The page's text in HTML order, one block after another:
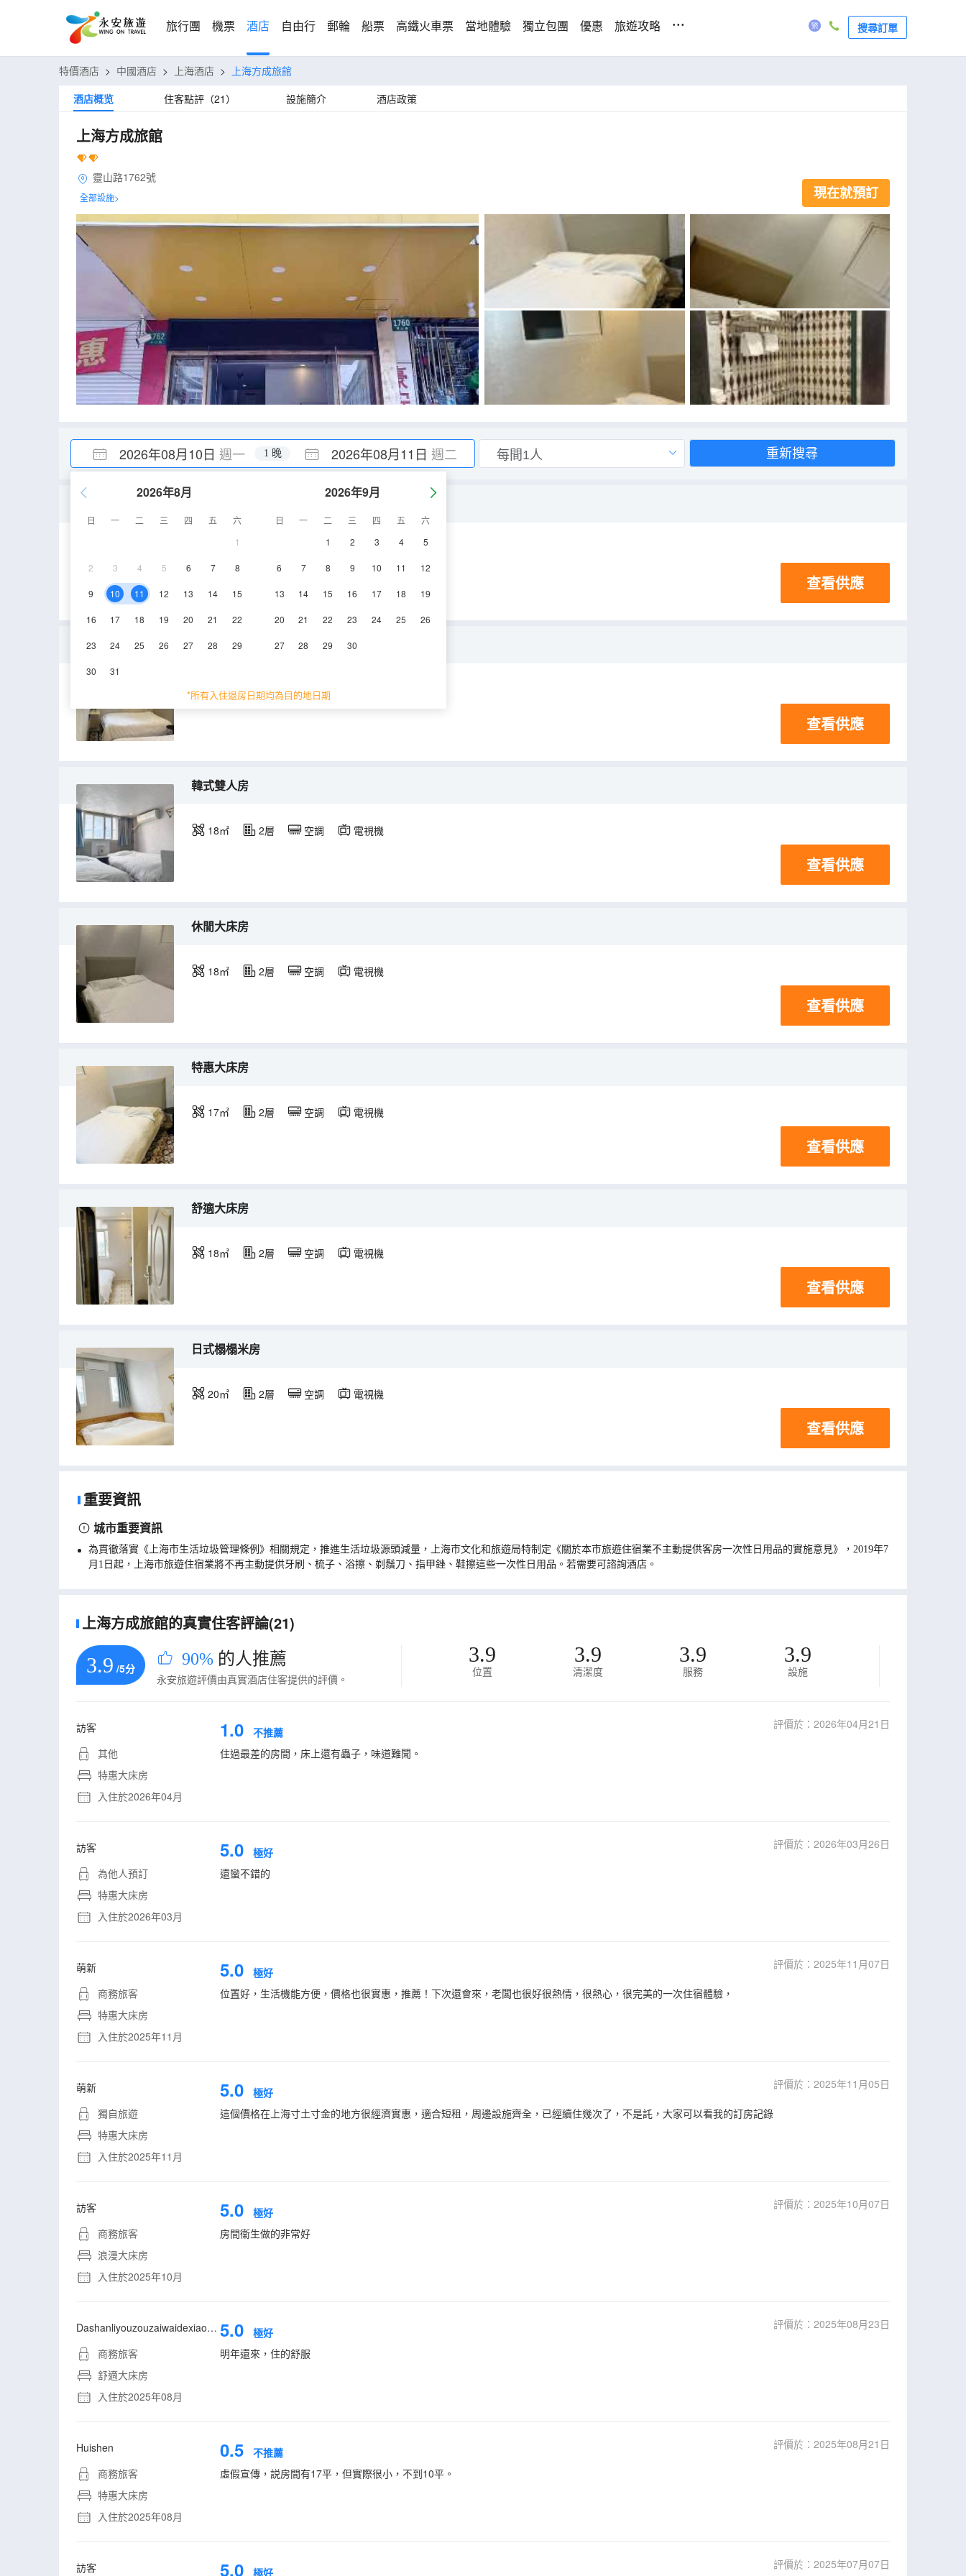
旅行團 機票 酒店 自由行 郵輪 船票 高鐵火車票 當地體驗 獨立包團 優惠 旅遊攻略 ... 搜尋訂單
特價酒店 > 中國酒店 > 上海酒店 >
上海方成旅館
酒店概览
住客點評（21） 設施簡介 酒店政策
上海方成旅館
靈山路1762號
全部設施> 現在就預訂
2026年08月10日 週一 2026年08月11日 週二
1 晚
2026年8月
日 一 二 三 四 五
六
1
2 3 4 5 6 7 8
9 10 11 12 13 14 15
16 17 18 19 20 21 22
23 24 25 26 27 28 29
30 31
2026年9月
日 一 二 三 四 五
六
1
2 3 4 5
6 7 8 9 10 11 12
13 14 15 16 17 18 19
20 21 22 23 24 25 26
27 28 29 30
*所有入住退房日期均為目的地日期
重新搜尋
電視機
查看供應
精選雙床房
18㎡ 2層 空調
查看供應
韓式雙人房
18㎡ 2層 空調 電視機
查看供應
休閒大床房
18㎡ 2層 空調 電視機
查看供應
特惠大床房
17㎡ 2層 空調 電視機
查看供應
舒適大床房
18㎡ 2層 空調 電視機
查看供應
日式榻榻米房
20㎡ 2層 空調 電視機
查看供應
重要資訊
城市重要資訊
為貫徹落實《上海市生活垃圾管理條例》相關規定，推進生活垃圾源頭減量，上海市文化和旅遊局特制定《關於本市旅遊住宿業不主動提供客房一次性日用品的實施意見》，2019年7
月1日起，上海市旅遊住宿業將不再主動提供牙刷、梳子、浴擦、剃鬚刀、指甲銼、鞋擦這些一次性日用品。若需要可諮詢酒店。
上海方成旅館的真實住客評論(21)
3.9 /5分 90% 的人推薦
永安旅遊評價由真實酒店住客提供的評價。
3.9
位置
3.9
清潔度
3.9
服務
3.9
設施
訪客
其他
特惠大床房
入住於2026年04月
1.0 不推薦
評價於：2026年04月21日
住過最差的房間，床上還有蟲子，味道難聞。
訪客
為他人預訂
特惠大床房
入住於2026年03月
5.0 極好
評價於：2026年03月26日
還蠻不錯的
萌新
商務旅客
特惠大床房
入住於2025年11月
5.0 極好
評價於：2025年11月07日
位置好，生活機能方便，價格也很實惠，推薦！下次還會來，老闆也很好很熱情，很熱心，很完美的一次住宿體驗，
萌新
獨自旅遊
特惠大床房
入住於2025年11月
5.0 極好
評價於：2025年11月05日
這個價格在上海寸土寸金的地方很經濟實惠，適合短租，周邊設施齊全，已經續住幾次了，不是託，大家可以看我的訂房記錄
訪客
商務旅客
浪漫大床房
入住於2025年10月
5.0 極好
評價於：2025年10月07日
房間衞生做的非常好
Dashanliyouzouzaiwaidexiaobaitu
商務旅客
舒適大床房
入住於2025年08月
5.0 極好
評價於：2025年08月23日
明年還來，住的舒服
Huishen
商務旅客
特惠大床房
入住於2025年08月
0.5 不推薦
評價於：2025年08月21日
虛假宣傳，説房間有17平，但實際很小，不到10平。
訪客 5.0 極好
評價於：2025年07月07日